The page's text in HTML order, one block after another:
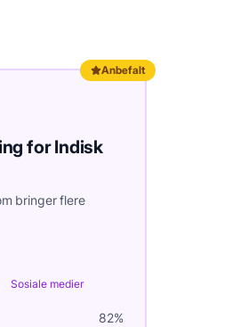
Anbefalt
forIndisk
bringer flere
Sosiale medier
82%